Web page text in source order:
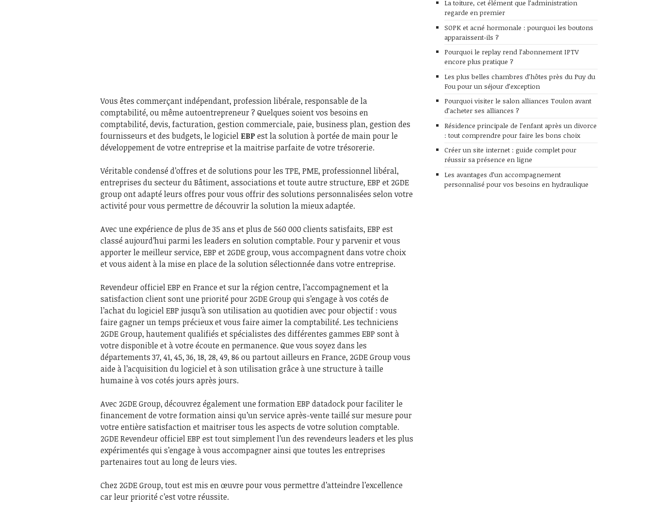
Vous êtes commerçant indépendant, profession libérale, responsable de la
comptabilité, ou même autoentrepreneur ? Quelques soient vos besoins en
comptabilité, devis, facturation, gestion commerciale, paie, business plan, gestion des
fournisseurs et des budgets, le logiciel EBPest la solution à portée de main pour le
développement de votre entreprise et la maitrise parfaite de votre trésorerie.
Véritable condensé d’offres et de solutions pour les TPE, PME, professionnel libéral,
entreprises du secteur du Bâtiment, associations et toute autre structure, EBP et 2GDE
group ont adapté leurs offres pour vous offrir des solutions personnalisées selon votre
activité pour vous permettre de découvrir la solution la mieux adaptée.
Avec une expérience de plus de 35 ans et plus de 560 000 clients satisfaits, EBP est
classé aujourd’hui parmi les leaders en solution comptable. Pour y parvenir et vous
apporter le meilleur service, EBP et 2GDE group, vous accompagnent dans votre choix
et vous aident à la mise en place de la solution sélectionnée dans votre entreprise.
Revendeur officiel EBP en France et sur la région centre, l’accompagnement et la
satisfaction client sont une priorité pour 2GDE Group qui s’engage à vos cotés de
l’achat du logiciel EBP jusqu’à son utilisation au quotidien avec pour objectif : vous
faire gagner un temps précieux et vous faire aimer la comptabilité. Les techniciens
2GDE Group, hautement qualifiés et spécialistes des différentes gammes EBP sont à
votre disponible et à votre écoute en permanence. Que vous soyez dans les
départements 37, 41, 45, 36, 18, 28, 49, 86 ou partout ailleurs en France, 2GDE Group vous
aide à l’acquisition du logiciel et à son utilisation grâce à une structure à taille
humaine à vos cotés jours après jours.
Avec 2GDE Group, découvrez également une formation EBP datadock pour faciliter le
financement de votre formation ainsi qu’un service après-vente taillé sur mesure pour
votre entière satisfaction et maitriser tous les aspects de votre solution comptable.
2GDE Revendeur officiel EBP est tout simplement l’un des revendeurs leaders et les plus
expérimentés qui s’engage à vous accompagner ainsi que toutes les entreprises
partenaires tout au long de leurs vies.
Chez 2GDE Group, tout est mis en œuvre pour vous permettre d’atteindre l’excellence
car leur priorité c’est votre réussite.
La toiture, cet élément que l’administration
regarde en premier
SOPK et acné hormonale : pourquoi les boutons
apparaissent-ils ?
Pourquoi le replay rend l’abonnement IPTV
encore plus pratique ?
Les plus belles chambres d’hôtes près du Puy du
Fou pour un séjour d’exception
Pourquoi visiter le salon alliances Toulon avant
d’acheter ses alliances ?
Résidence principale de l’enfant après un divorce
: tout comprendre pour faire les bons choix
Créer un site internet : guide complet pour
réussir sa présence en ligne
Les avantages d’un accompagnement
personnalisé pour vos besoins en hydraulique